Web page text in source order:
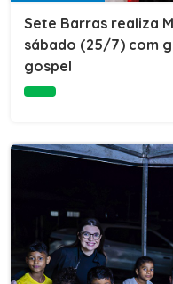
Sete Barras realiza
sábado (25/7) com
gospel